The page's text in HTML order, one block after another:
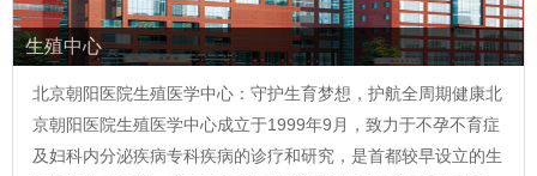
生殖中心
北京朝阳医院生殖医学中心：守护生育梦想，护航全周期健康北
京朝阳医院生殖医学中心成立于1999年9月，致力于不孕不育症
及妇科内分泌疾病专科疾病的诊疗和研究，是首都较早设立的生